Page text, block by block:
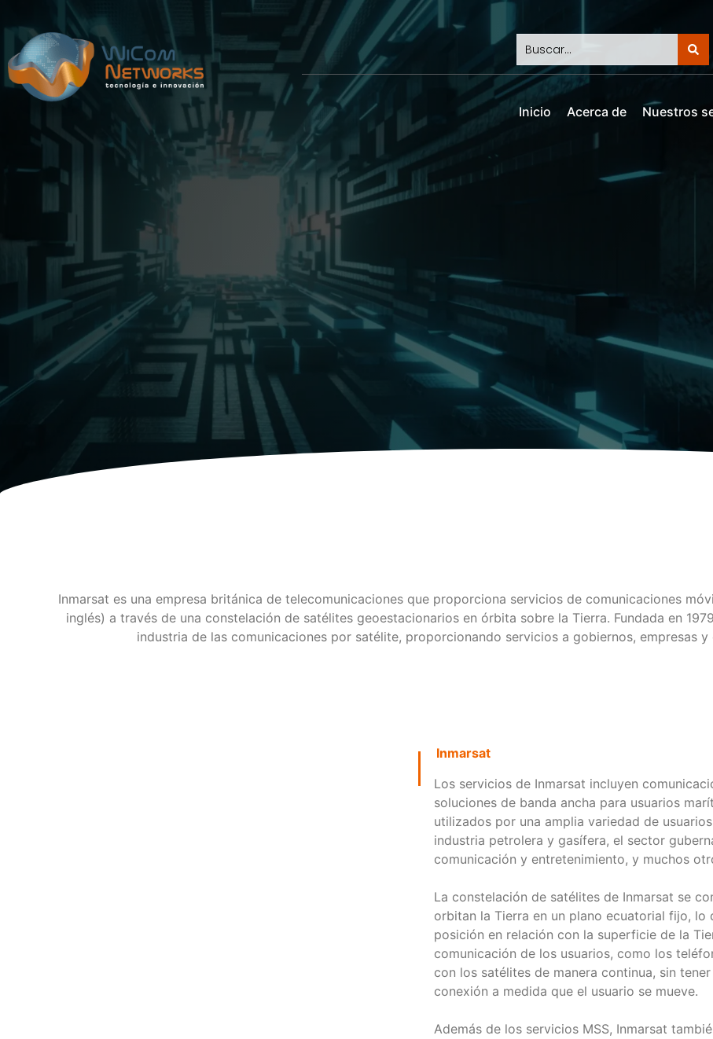
Inicio Acerca de Nuestros
Inmarsat es una empresa británica de telecomunicaciones que proporciona servicios de comunicaciones
inglés) a través de una constelación de satélites geoestacionarios en órbita sobre la Tierra. Fundada en
industria de las comunicaciones por satélite, proporcionando servicios a gobiernos, empresas
Inmarsat
Los servicios de Inmarsat incluyen
soluciones de banda ancha para usuarios
utilizados por una amplia variedad de
industria petrolera y gasífera, el sector
comunicación y entretenimiento, y muchos
La constelación de satélites de Inmarsat se
orbitan la Tierra en un plano ecuatorial fijo, lo
posición en relación con la superficie de la
comunicación de los usuarios, como los
con los satélites de manera continua, sin
conexión a medida que el usuario se mueve.
Además de los servicios MSS, Inmarsat